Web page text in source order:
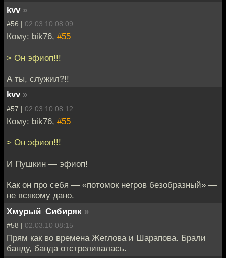
kvv »
#56 | 02.03.10 08:09
Кому: bik76, #55
> Он эфиоп!!!
А ты, служил?!!
kvv »
#57 | 02.03.10 08:12
Кому: bik76, #55
> Он эфиоп!!!
И Пушкин — эфиоп!
Как он про себя — «потомок негров безобразный» —
не всякому дано.
Хмурый_Сибиряк »
#58 | 02.03.10 08:15
Прям как во времена Жеглова и Шарапова. Брали
банду, банда отстреливалась.